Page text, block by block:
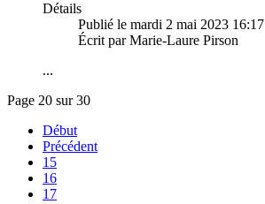
Détails
Publié le mardi 2 mai 2023 16:17
Écrit par Marie-Laure Pirson
...
Page 20 sur 30
Début
Précédent
15
16
17